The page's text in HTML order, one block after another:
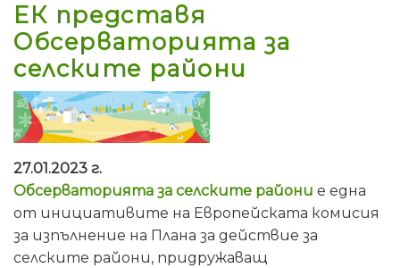
ЕК представя
Обсерваторията за
селските райони
27.01.2023 г.
Обсерваторията за селските райони е една
от инициативите на Европейската комисия
за изпълнение на Плана за действие за
селските райони, придружаващ